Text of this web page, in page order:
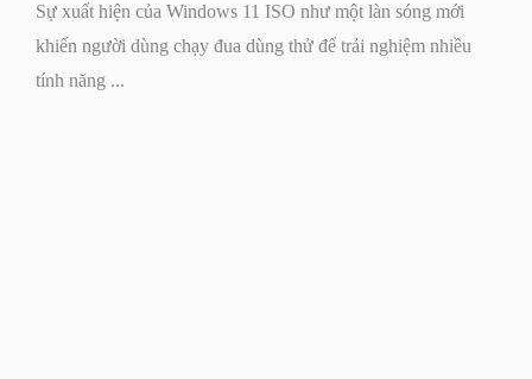
Sự xuất hiện của Windows 11 ISO như một làn sóng mới
khiến người dùng chạy đua dùng thử để trải nghiệm nhiều
tính năng ...